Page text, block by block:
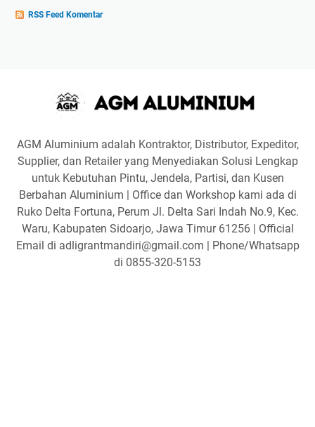
RSS Feed Komentar
AGM Aluminium adalah Kontraktor, Distributor, Expeditor,
Supplier, dan Retailer yang Menyediakan Solusi Lengkap
untuk Kebutuhan Pintu, Jendela, Partisi, dan Kusen
Berbahan Aluminium | Office dan Workshop kami ada di
Ruko Delta Fortuna, Perum Jl. Delta Sari Indah No.9, Kec.
Waru, Kabupaten Sidoarjo, Jawa Timur 61256 | Official
Email di adligrantmandiri@gmail.com | Phone/Whatsapp
di 0855-320-5153